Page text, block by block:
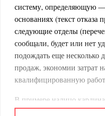
систему, определяющую —
основаниях (текст отказа
следующие отделы
сообщали, будет или нет
подождать еще несколько
продаж, экономии затрат
квалифицированную
В примере налицо
разы. Самое интересное,